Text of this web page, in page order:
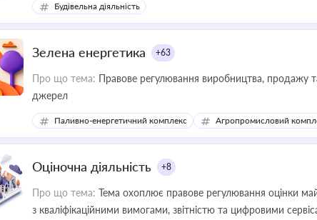
Будівельна діяльність
Зелена енергетика +63
Про що тема: Правове регулювання виробництва, продажу
джерел
Паливно-енергетичний комплекс Агропромисловий
Оціночна діяльність +8
Про що тема: Тема охоплює правове регулювання оцінки
з кваліфікаційними вимогами, звітністю та цифровими